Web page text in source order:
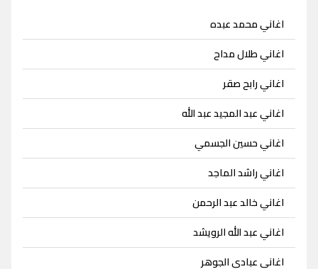
اغاني محمد عبده
اغاني طلال مداح
اغاني رابح صقر
اغاني عبد المجيد عبد الله
اغاني حسين الجسمي
اغاني راشد الماجد
اغاني خالد عبد الرحمن
اغاني عبد الله الرويشد
اغاني عبادي الجوهر